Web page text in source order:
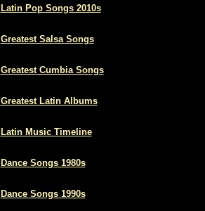
Latin Pop Songs 2010s
Greatest Salsa Songs
Greatest Cumbia Songs
Greatest Latin Albums
Latin Music Timeline
Dance Songs 1980s
Dance Songs 1990s